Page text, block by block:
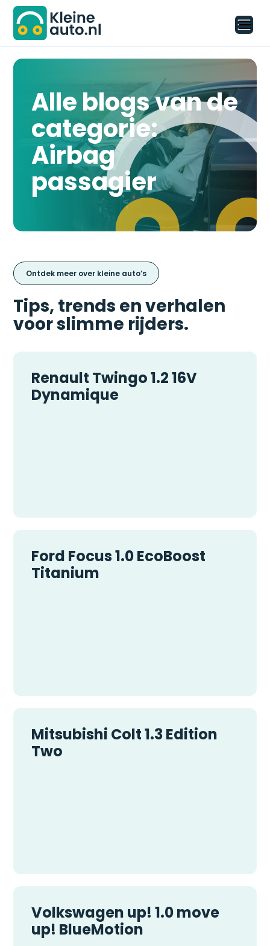
Alle blogs van de
categorie:
Airbag
passagier
Ontdek meer over kleine auto’s
Tips, trends en verhalen
voor slimme rijders.
Renault Twingo 1.2 16V
Dynamique
Ford Focus 1.0 EcoBoost
Titanium
Mitsubishi Colt 1.3 Edition
Two
Volkswagen up! 1.0 move
up! BlueMotion